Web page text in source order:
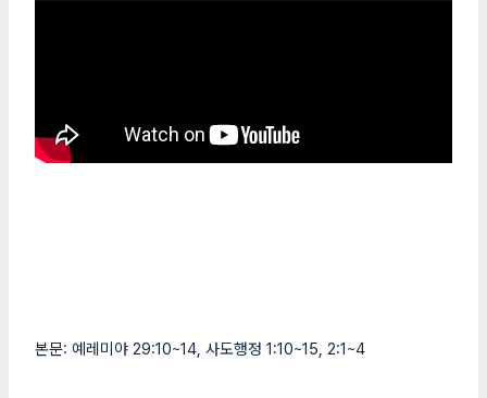
본문: 예레미야 29:10~14, 사도행정 1:10~15, 2:1~4